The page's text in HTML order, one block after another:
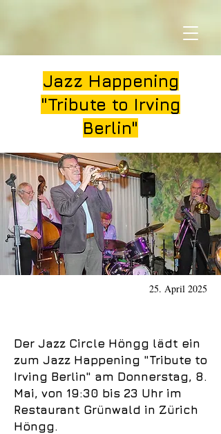
Jazz Happening
"Tribute to Irving
Berlin"
25. April 2025
Der Jazz Circle Höngg lädt ein
zum Jazz Happening "Tribute to
Irving Berlin" am Donnerstag, 8.
Mai, von 19:30 bis 23 Uhr im
Restaurant Grünwald in Zürich
Höngg.